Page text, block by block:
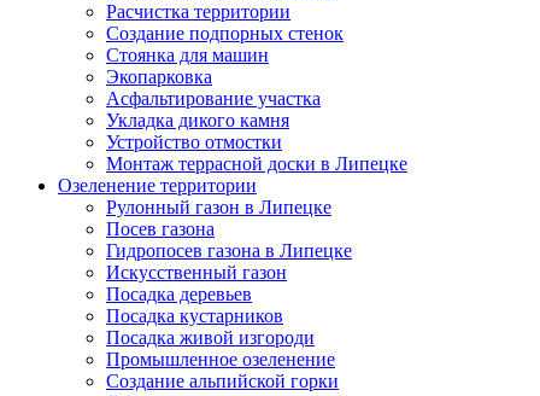
Расчистка территории
Создание подпорных стенок
Стоянка для машин
Экопарковка
Асфальтирование участка
Укладка дикого камня
Устройство отмостки
Монтаж террасной доски в Липецке
Озеленение территории
Рулонный газон в Липецке
Посев газона
Гидропосев газона в Липецке
Искусственный газон
Посадка деревьев
Посадка кустарников
Посадка живой изгороди
Промышленное озеленение
Создание альпийской горки